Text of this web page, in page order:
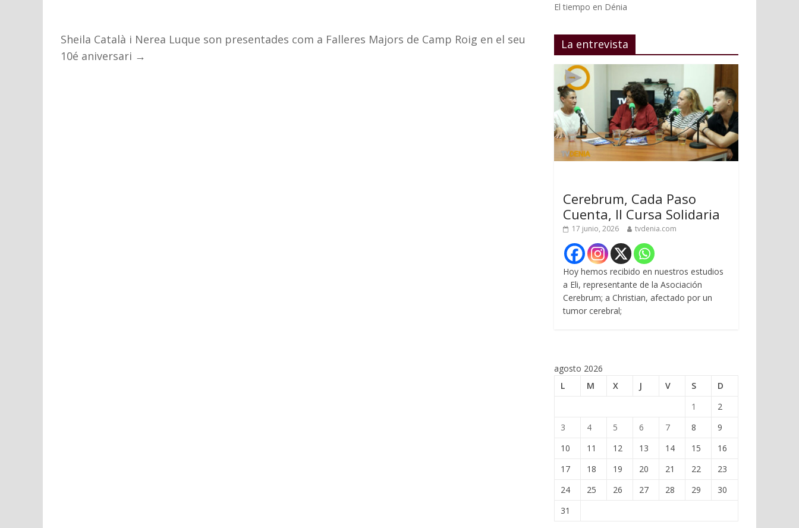
Sheila Català i Nerea Luque son presentades com a Falleres Majors de Camp Roig en el seu
10é aniversari →
El tiempo en Dénia
La entrevista
Cerebrum, Cada Paso
Cuenta, II Cursa Solidaria
17 junio, 2026 tvdenia.com
Hoy hemos recibido en nuestros estudios
a Eli, representante de la Asociación
Cerebrum; a Christian, afectado por un
tumor cerebral;
agosto 2026
L
M X J V S
D
1
2
3
4 5 6 7 8
9
10
11 12 13 14 15
16
17
18 19 20 21 22
23
24
25 26 27 28 29
30
31